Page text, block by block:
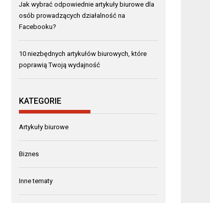
Jak wybrać odpowiednie artykuły biurowe dla
osób prowadzących działalność na
Facebooku?
10 niezbędnych artykułów biurowych, które
poprawią Twoją wydajność
KATEGORIE
Artykuły biurowe
Biznes
Inne tematy